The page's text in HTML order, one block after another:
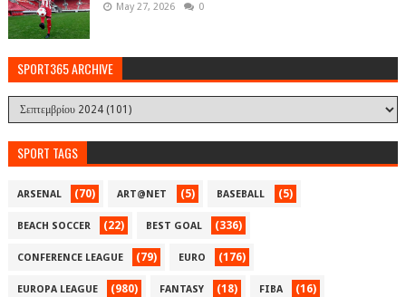
May 27, 2026 0
SPORT365 ARCHIVE
SPORT TAGS
ARSENAL (70) ART@NET (5) BASEBALL (5)
BEACH SOCCER (22) BEST GOAL (336)
CONFERENCE LEAGUE (79) EURO (176)
EUROPA LEAGUE (980) FANTASY (18) FIBA (16)